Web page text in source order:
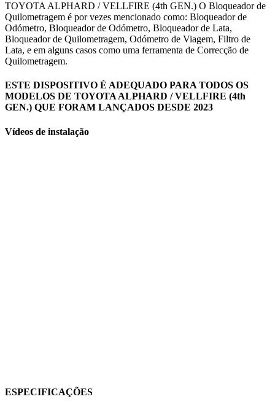
TOYOTA ALPHARD / VELLFIRE (4th GEN.) O Bloqueador de
Quilometragem é por vezes mencionado como: Bloqueador de
Odómetro, Bloqueador de Odómetro, Bloqueador de Lata,
Bloqueador de Quilometragem, Odómetro de Viagem, Filtro de
Lata, e em alguns casos como uma ferramenta de Correcção de
Quilometragem.
ESTE DISPOSITIVO É ADEQUADO PARA TODOS OS
MODELOS DE TOYOTA ALPHARD / VELLFIRE (4th
GEN.) QUE FORAM LANÇADOS DESDE 2023
Vídeos de instalação
ESPECIFICAÇÕES